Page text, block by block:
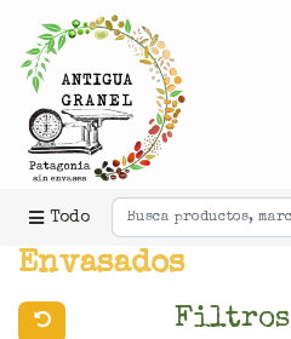
Todo
Envasados
Filtros